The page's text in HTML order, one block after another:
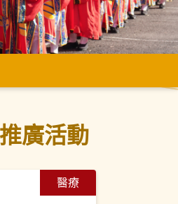
廣活動
醫療